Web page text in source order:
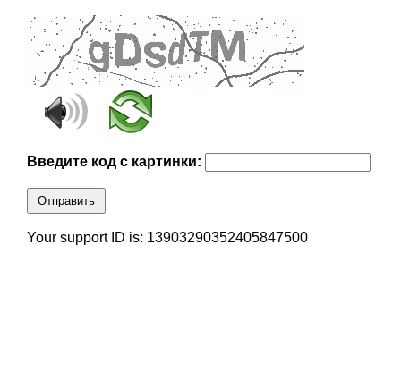
Введите код с картинки:
Отправить
Your support ID is: 13903290352405847500